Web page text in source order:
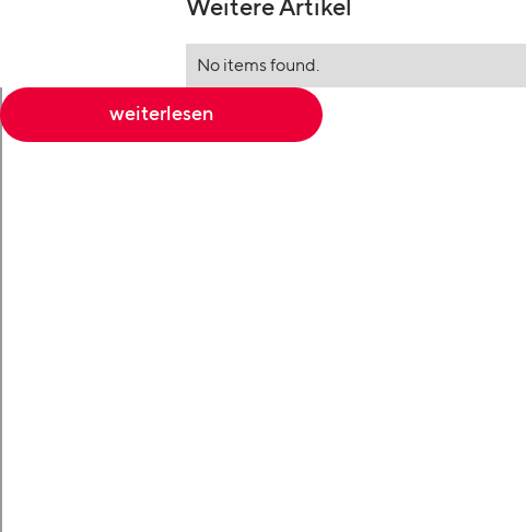
Weitere Artikel
No items found.
weiterlesen